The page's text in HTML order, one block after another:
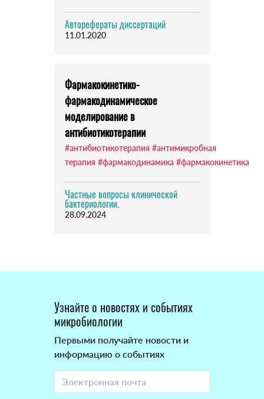
Авторефераты диссертаций
11.01.2020
Фармакокинетико-
фармакодинамическое
моделирование в
антибиотикотерапии
#антибиотикотерапия #антимикробная
терапия #фармакодинамика #фармакокинетика
Частные вопросы клинической
бактериологии.
28.09.2024
Узнайте о новостях и событиях
микробиологии
Первыми получайте новости и
информацию о событиях